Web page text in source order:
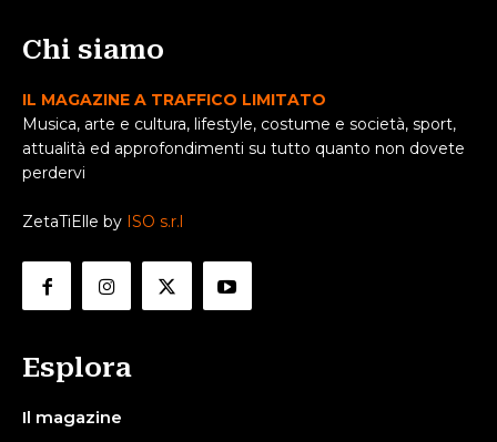
Chi siamo
IL MAGAZINE A TRAFFICO LIMITATO
Musica, arte e cultura, lifestyle, costume e società, sport,
attualità ed approfondimenti su tutto quanto non dovete
perdervi
ZetaTiElle by ISO s.r.l
Esplora
Il magazine